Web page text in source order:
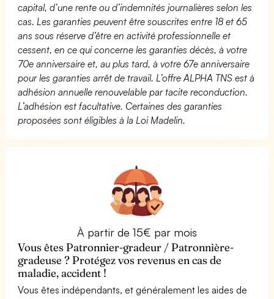
capital, d’une rente ou d’indemnités journalières selon les
cas. Les garanties peuvent être souscrites entre 18 et 65
ans sous réserve d’être en activité professionnelle et
cessent, en ce qui concerne les garanties décès, à votre
70e anniversaire et, au plus tard, à votre 67e anniversaire
pour les garanties arrêt de travail. L’offre ALPHA TNS est à
adhésion annuelle renouvelable par tacite reconduction.
L’adhésion est facultative. Certaines des garanties
proposées sont éligibles à la Loi Madelin.
À partir de 15€ par mois
Vous êtes Patronnier-gradeur / Patronnière-
gradeuse ? Protégez vos revenus en cas de
maladie, accident !
Vous êtes indépendants, et généralement les aides de